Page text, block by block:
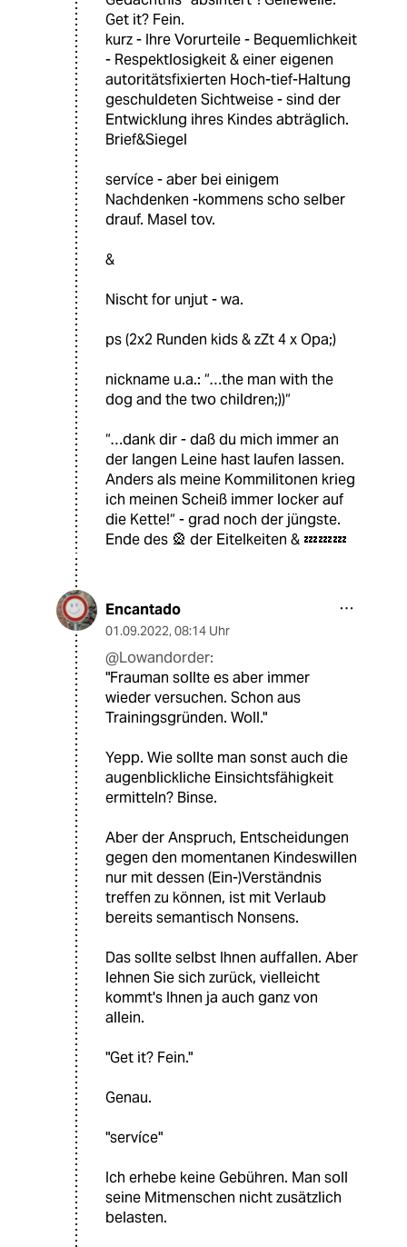
Get it? Fein.
kurz - Ihre Vorurteile - Bequemlichkeit
- Respektlosigkeit & einer eigenen
autoritätsfixierten Hoch-tief-Haltung
geschuldeten Sichtweise - sind der
Entwicklung ihres Kindes abträglich.
Brief&Siegel
servíce - aber bei einigem
Nachdenken -kommens scho selber
drauf. Masel tov.
&
Nischt for unjut - wa.
ps (2x2 Runden kids & zZt 4 x Opa;)
nickname u.a.: “…the man with the
dog and the two children;))“
“…dank dir - daß du mich immer an
der langen Leine hast laufen lassen.
Anders als meine Kommilitonen krieg
ich meinen Scheiß immer locker auf
die Kette!“ - grad noch der jüngste.
Ende des 🎡 der Eitelkeiten & 💤💤💤
Encantado
01.09.2022, 08:14 Uhr
@Lowandorder:
"Frauman sollte es aber immer
wieder versuchen. Schon aus
Trainingsgründen. Woll."
Yepp. Wie sollte man sonst auch die
augenblickliche Einsichtsfähigkeit
ermitteln? Binse.
Aber der Anspruch, Entscheidungen
gegen den momentanen Kindeswillen
nur mit dessen (Ein-)Verständnis
treffen zu können, ist mit Verlaub
bereits semantisch Nonsens.
Das sollte selbst Ihnen auffallen. Aber
lehnen Sie sich zurück, vielleicht
kommt's Ihnen ja auch ganz von
allein.
"Get it? Fein."
Genau.
"servíce"
Ich erhebe keine Gebühren. Man soll
seine Mitmenschen nicht zusätzlich
belasten.